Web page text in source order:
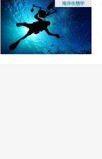
海洋生態学